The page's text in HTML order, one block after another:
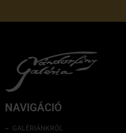
NAVIGÁCIÓ
GALÉRIÁNKRÓL